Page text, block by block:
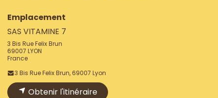
Emplacement
SAS VITAMINE 7
3 Bis Rue Felix Brun
69007 LYON
France
3 Bis Rue Felix Brun, 69007 Lyon
Obtenir l'itinéraire